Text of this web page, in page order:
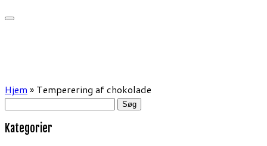
Hjem » Temperering af chokolade
Søg
Kategorier